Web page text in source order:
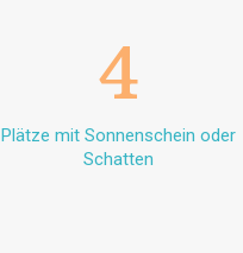
4
Plätze mit Sonnenschein oder
Schatten